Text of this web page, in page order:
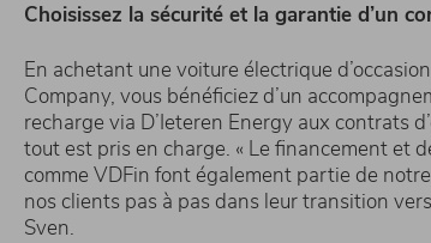
Choisissez la sécurité et la garantie d’un
En achetant une voiture électrique
Company, vous bénéficiez d’un
recharge via D’Ieteren Energy aux contrats
tout est pris en charge. « Le financement et
comme VDFin font également partie de
nos clients pas à pas dans leur transition
Sven.